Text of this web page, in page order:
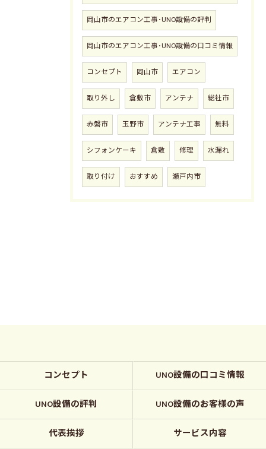
岡山市のエアコン工事･UNO設備の評判
岡山市のエアコン工事･UNO設備の口コミ情報
コンセプト 岡山市 エアコン
取り外し 倉敷市 アンテナ 総社市
赤磐市 玉野市 アンテナ工事 無料
シフォンケーキ 倉敷 修理 水漏れ
取り付け おすすめ 瀬戸内市
コンセプト UNO設備の口コミ情報
UNO設備の評判 UNO設備のお客様の声
代表挨拶 サービス内容